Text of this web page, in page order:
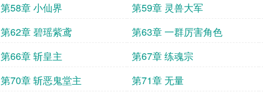
第58章 小仙界 第59章 灵兽大军
第62章 碧瑶紫鸢 第63章 一群厉害角色
第66章 斩皇主 第67章 练魂宗
第70章 斩恶鬼堂主 第71章 无量